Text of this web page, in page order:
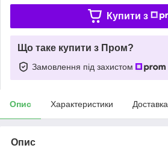
Купити з
Що таке купити з Пром?
Замовлення під захистом
Опис Характеристики Доставка
Опис